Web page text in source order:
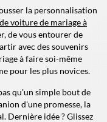
la personnalisation
voiture de mariage à
de vous entourer de
avec des souvenirs
à faire soi-même
pour les plus novices.
qu'un simple bout de
d'une promesse, la
Dernière idée ? Glissez